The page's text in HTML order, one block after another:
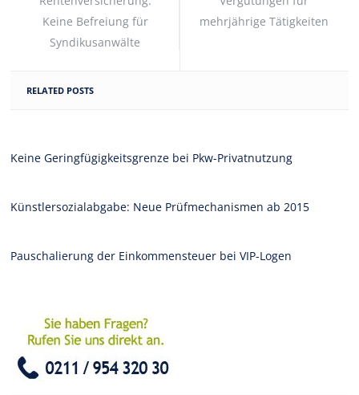
Keine Befreiung für
Syndikusanwälte
mehrjährige Tätigkeiten
RELATED POSTS
Keine Geringfügigkeitsgrenze bei Pkw-Privatnutzung
Künstlersozialabgabe: Neue Prüfmechanismen ab 2015
Pauschalierung der Einkommensteuer bei VIP-Logen